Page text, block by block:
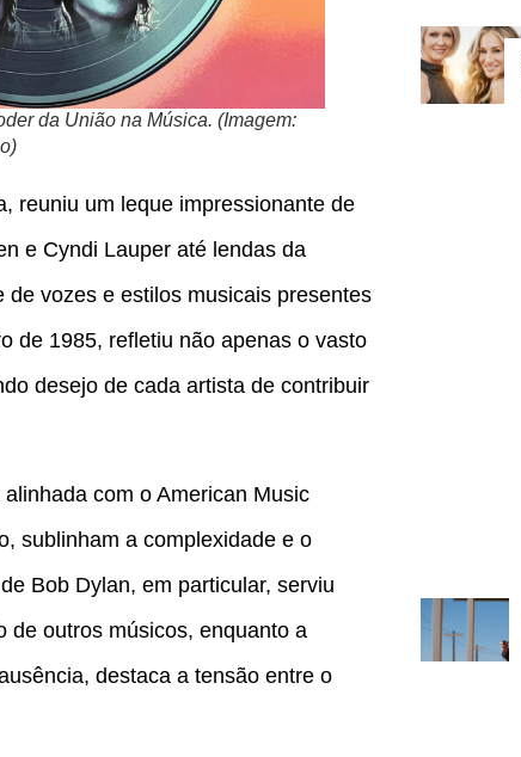
da União na Música. (Imagem:
reuniu um leque impressionante de
e Cyndi Lauper até lendas da
vozes e estilos musicais presentes
de 1985, refletiu não apenas o vasto
desejo de cada artista de contribuir
com o American Music
sublinham a complexidade e o
Bob Dylan, em particular, serviu
de outros músicos, enquanto a
destaca a tensão entre o